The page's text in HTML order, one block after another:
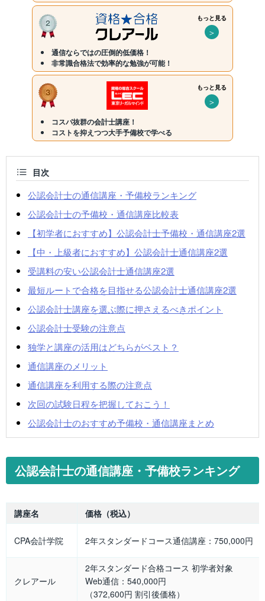
もっと見る
＞
通信ならではの圧倒的低価格！
非常識合格法で効率的な勉強が可能！
もっと見る
＞
コスパ抜群の会計士講座！
コストを抑えつつ大手予備校で学べる
目次
公認会計士の通信講座・予備校ランキング
公認会計士の予備校・通信講座比較表
【初学者におすすめ】公認会計士予備校・通信講座2選
【中・上級者におすすめ】公認会計士通信講座2選
受講料の安い公認会計士通信講座2選
最短ルートで合格を目指せる公認会計士通信講座2選
公認会計士講座を選ぶ際に押さえるべきポイント
公認会計士受験の注意点
独学と講座の活用はどちらがベスト？
通信講座のメリット
通信講座を利用する際の注意点
次回の試験日程を把握しておこう！
公認会計士のおすすめ予備校・通信講座まとめ
公認会計士の通信講座・予備校ランキング
講座名 価格（税込）
CPA会計学院 2年スタンダードコース通信講座：750,000円
クレアール
2年スタンダード合格コース 初学者対象
Web通信：540,000円
（372,600円 割引後価格）